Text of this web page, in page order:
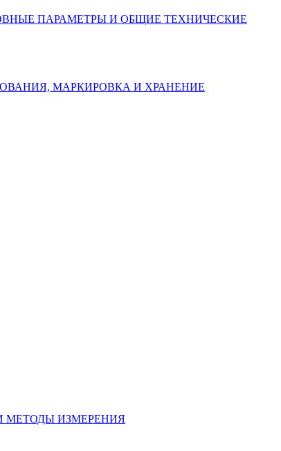
ПАРАМЕТРЫ И ОБЩИЕ ТЕХНИЧЕСКИЕ
МАРКИРОВКА И ХРАНЕНИЕ
МЕТОДЫ ИЗМЕРЕНИЯ